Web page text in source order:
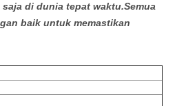
di dunia tepat waktu.Semua
baik untuk memastikan